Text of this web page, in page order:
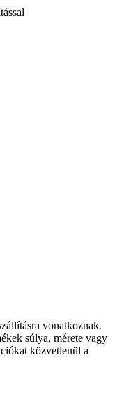
vonatkoznak.
súlya, mérete vagy
közvetlenül a